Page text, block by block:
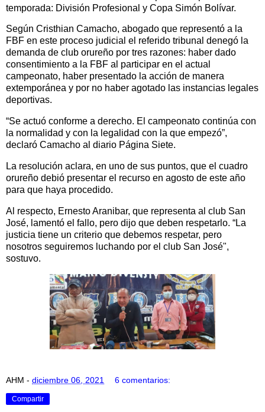
temporada: División Profesional y Copa Simón Bolívar.
Según Cristhian Camacho, abogado que representó a la
FBF en este proceso judicial el referido tribunal denegó la
demanda de club orureño por tres razones: haber dado
consentimiento a la FBF al participar en el actual
campeonato, haber presentado la acción de manera
extemporánea y por no haber agotado las instancias legales
deportivas.
“Se actuó conforme a derecho. El campeonato continúa con
la normalidad y con la legalidad con la que empezó”,
declaró Camacho al diario Página Siete.
La resolución aclara, en uno de sus puntos, que el cuadro
orureño debió presentar el recurso en agosto de este año
para que haya procedido.
Al respecto, Ernesto Aranibar, que representa al club San
José, lamentó el fallo, pero dijo que deben respetarlo. “La
justicia tiene un criterio que debemos respetar, pero
nosotros seguiremos luchando por el club San José",
sostuvo.
AHM - diciembre 06, 2021 6 comentarios:
Compartir